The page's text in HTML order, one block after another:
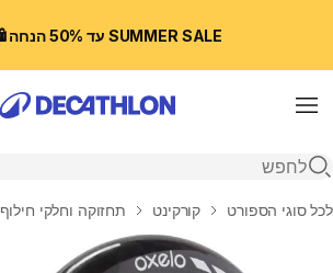
SUMMER SALE עד 50% הנחה 🛍️
Menu
פתיחת חיפוש
בית
לכל סוגי הספורט קורקינט תחזוקה וחלקי חילוף